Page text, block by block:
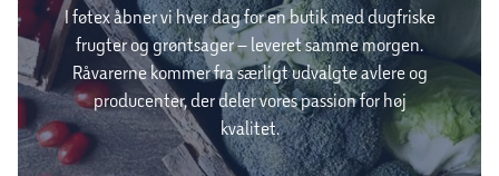
I føtex åbner vi hver dag for en butik med dugfriske
frugter og grøntsager – leveret samme morgen.
Råvarerne kommer fra særligt udvalgte avlere og
producenter, der deler vores passion for høj
kvalitet.